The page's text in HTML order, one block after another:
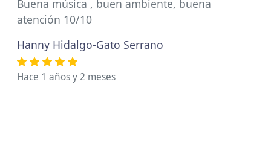
Buena música , buen ambiente, buena
atención 10/10
Hanny Hidalgo-Gato Serrano
Hace 1 años y 2 meses